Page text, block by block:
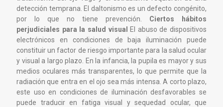
detección temprana. El daltonismo es un defecto congénito,
por lo que no tiene prevención. Ciertos hábitos
perjudiciales para la salud visual
El abuso de dispositivos
electrónicos en condiciones de baja iluminación puede
constituir un factor de riesgo importante para la salud ocular
y visual a largo plazo. En la infancia, la pupila es mayor y sus
medios oculares más transparentes, lo que permite que la
radiación que entra en el ojo sea más intensa. A corto plazo,
este uso en condiciones de iluminación desfavorables se
puede traducir en fatiga visual y sequedad ocular, que